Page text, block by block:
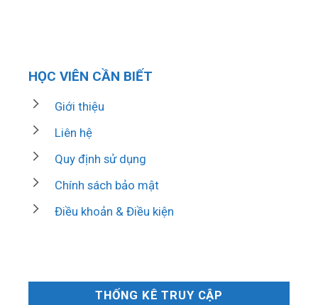
HỌC VIÊN CẦN BIẾT
Giới thiệu
Liên hệ
Quy định sử dụng
Chính sách bảo mật
Điều khoản & Điều kiện
THỐNG KÊ TRUY CẬP